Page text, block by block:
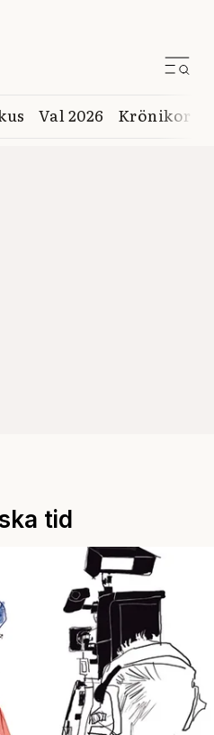
Val 2026 Krönikor
tid